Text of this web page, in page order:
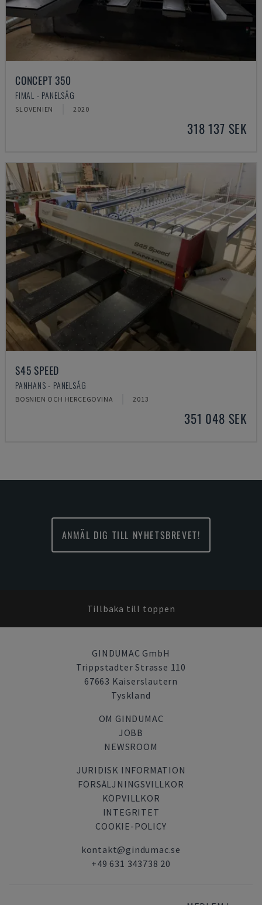
CONCEPT 350
FIMAL - PANELSÅG
SLOVENIEN 2020
318 137 SEK
S45 SPEED
PANHANS - PANELSÅG
BOSNIEN OCH HERCEGOVINA 2013
351 048 SEK
ANMÄL DIG TILL NYHETSBREVET!
Tillbaka till toppen
GINDUMAC GmbH
Trippstadter Strasse 110
67663 Kaiserslautern
Tyskland
OM GINDUMAC
JOBB
NEWSROOM
JURIDISK INFORMATION
FÖRSÄLJNINGSVILLKOR
KÖPVILLKOR
INTEGRITET
COOKIE-POLICY
kontakt@gindumac.se
+49 631 343738 20